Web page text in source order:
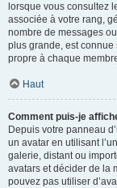
lorsque vous consultez
associée à votre rang,
nombre de messages
plus grande, est connue
propre à chaque
Haut
Comment puis-je
Depuis votre panneau
un avatar en utilisant
galerie, distant ou
avatars et décider de la
pouvez pas utiliser